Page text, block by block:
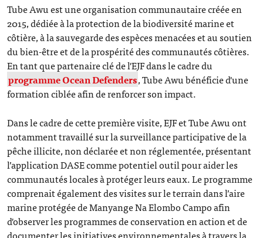
Tube Awu est une organisation communautaire créée en
2015, dédiée à la protection de la biodiversité marine et
côtière, à la sauvegarde des espèces menacées et au soutien
du bien-être et de la prospérité des communautés côtières.
En tant que partenaire clé de l'EJF dans le cadre du
programme Ocean Defenders, Tube Awu bénéficie d'une
formation ciblée afin de renforcer son impact.
Dans le cadre de cette première visite, EJF et Tube Awu ont
notamment travaillé sur la surveillance participative de la
pêche illicite, non déclarée et non réglementée, présentant
l’application DASE comme potentiel outil pour aider les
communautés locales à protéger leurs eaux. Le programme
comprenait également des visites sur le terrain dans l’aire
marine protégée de Manyange Na Elombo Campo afin
d'observer les programmes de conservation en action et de